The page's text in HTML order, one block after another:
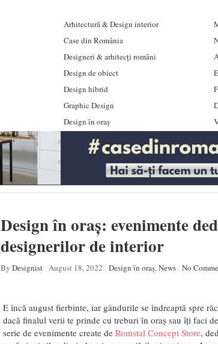
Arhitectură & Design interior
Case din România
Designeri & arhitecți români
Design de obiect
Design hibrid
Graphic Design
Design în oraș
Design în oraș: evenimente
designerilor de interior
By Designist/ August 18, 2022 / Design în oraș,News/ No
E încă august fierbinte, iar gândurile se îndreaptă spre
dacă finalul verii te prinde cu treburi în oraș sau îți faci
serie de evenimente create de Romstal Concept Store,